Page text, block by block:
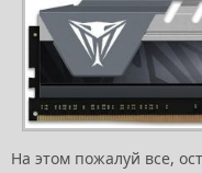
На этом пожалуй все,